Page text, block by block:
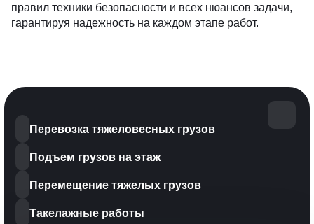
правил техники безопасности и всех нюансов задачи,
гарантируя надежность на каждом этапе работ.
Перевозка тяжеловесных грузов
Подъем грузов на этаж
Перемещение тяжелых грузов
Такелажные работы